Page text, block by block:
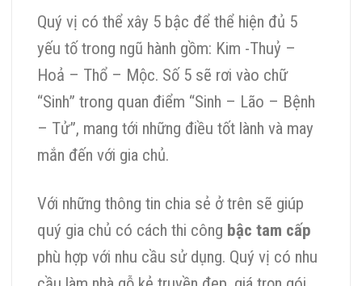
Quý vị có thể xây 5 bậc để thể hiện đủ 5
yếu tố trong ngũ hành gồm: Kim -Thuỷ –
Hoả – Thổ – Mộc. Số 5 sẽ rơi vào chữ
“Sinh” trong quan điểm “Sinh – Lão – Bệnh
– Tử”, mang tới những điều tốt lành và may
mắn đến với gia chủ.
Với những thông tin chia sẻ ở trên sẽ giúp
quý gia chủ có cách thi công bậc tam cấp
phù hợp với nhu cầu sử dụng. Quý vị có nhu